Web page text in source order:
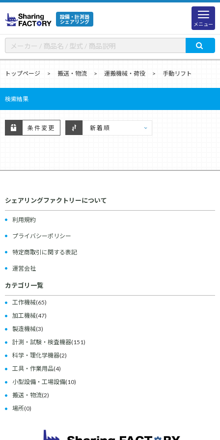
設備・計測器
シェアリング
メニュー
トップページ 搬送・物流 運搬機械・荷役 手動リフト
検索結果
条件変更
シェアリングファクトリーについて
利用規約
プライバシーポリシー
特定商取引に関する表記
運営会社
カテゴリ一覧
工作機械(65)
加工機械(47)
製造機械(3)
計測・試験・検査機器(151)
科学・理化学機器(2)
工具・作業用品(4)
小型設備・工場設備(10)
搬送・物流(2)
場所(0)